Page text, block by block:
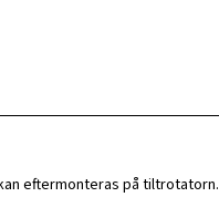
eftermonteras på tiltrotatorn.